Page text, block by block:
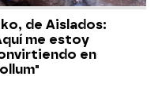
de Aislados:
me estoy
en